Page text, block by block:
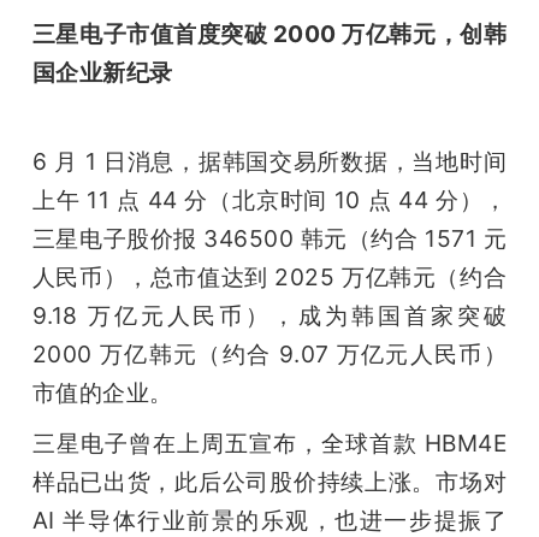
三星电子市值首度突破 2000 万亿韩元，创韩
国企业新纪录
6 月 1 日消息，据韩国交易所数据，当地时间
上午 11 点 44 分（北京时间 10 点 44 分），
三星电子股价报 346500 韩元（约合 1571 元
人民币），总市值达到 2025 万亿韩元（约合
9.18 万亿元人民币），成为韩国首家突破
2000 万亿韩元（约合 9.07 万亿元人民币）
市值的企业。
三星电子曾在上周五宣布，全球首款 HBM4E
样品已出货，此后公司股价持续上涨。市场对
AI 半导体行业前景的乐观，也进一步提振了